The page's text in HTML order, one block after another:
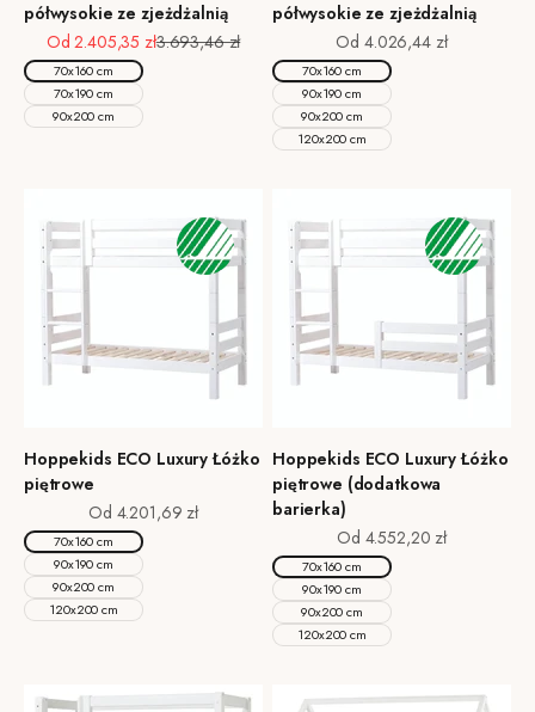
półwysokie ze zjeżdżalnią
Cena promocyjna
Od 2.405,35 złCena regularna
3.693,46 zł
70x160 cm
70x190 cm
90x200 cm
półwysokie ze zjeżdżalnią
Cena promocyjna
Od 4.026,44 zł
70x160 cm
90x190 cm
90x200 cm
120x200 cm
Hoppekids ECO Luxury Łóżko
piętrowe
Cena promocyjna
Od 4.201,69 zł
70x160 cm
90x190 cm
90x200 cm
120x200 cm
Hoppekids ECO Luxury Łóżko
piętrowe (dodatkowa
barierka)
Cena promocyjna
Od 4.552,20 zł
70x160 cm
90x190 cm
90x200 cm
120x200 cm